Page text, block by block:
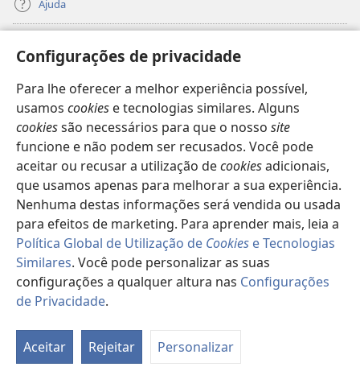
Configurações de privacidade
Para lhe oferecer a melhor experiência possível,
usamos cookies e tecnologias similares. Alguns
cookiessão necessários para que o nosso site
funcione e não podem ser recusados. Você pode
aceitar ou recusar a utilização decookiesadicionais,
que usamos apenas para melhorar a sua experiência.
Nenhuma destas informações será vendida ou usada
para efeitos de marketing. Para aprender mais, leia a
Política Global de Utilização de Cookies e Tecnologias
Similares. Você pode personalizar as suas
configurações a qualquer altura nas Configurações
de Privacidade.
Aceitar Rejeitar Personalizar
Ajuda
(abre
uma
nova
janela)
BibliotecaOnline da Torre de Vigia™
(abre
uma
nova
janela)
JW Hub
(abre
uma
nova JW Library
Watchtower Library
Copyright © 2026 Watch Tower Bible and Tract Society of Pennsylvania.
TERMOS DE UTILIZAÇÃO